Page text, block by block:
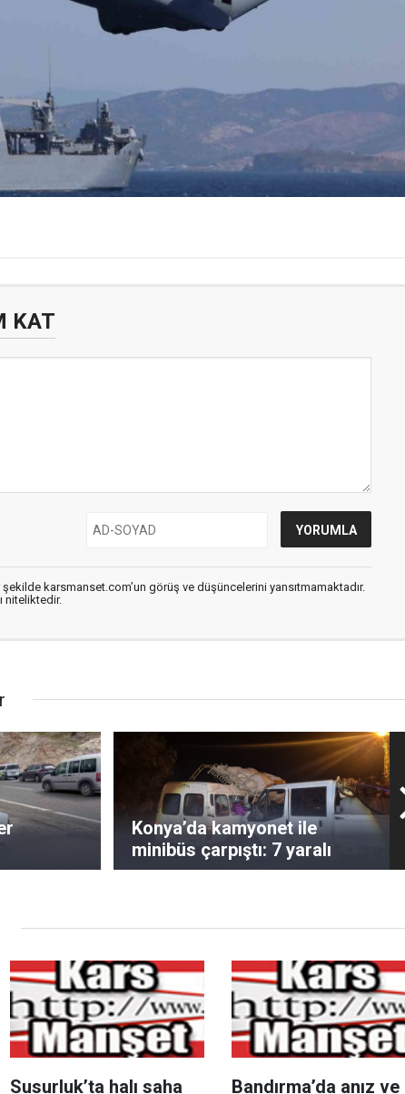
KAT
karsmanset.com’un görüş ve düşüncelerini yansıtmamaktadır.
niteliktedir.
Konya’da kamyonet ile
minibüs çarpıştı: 7 yaralı
Susurluk’ta halı saha Bandırma’da anız ve